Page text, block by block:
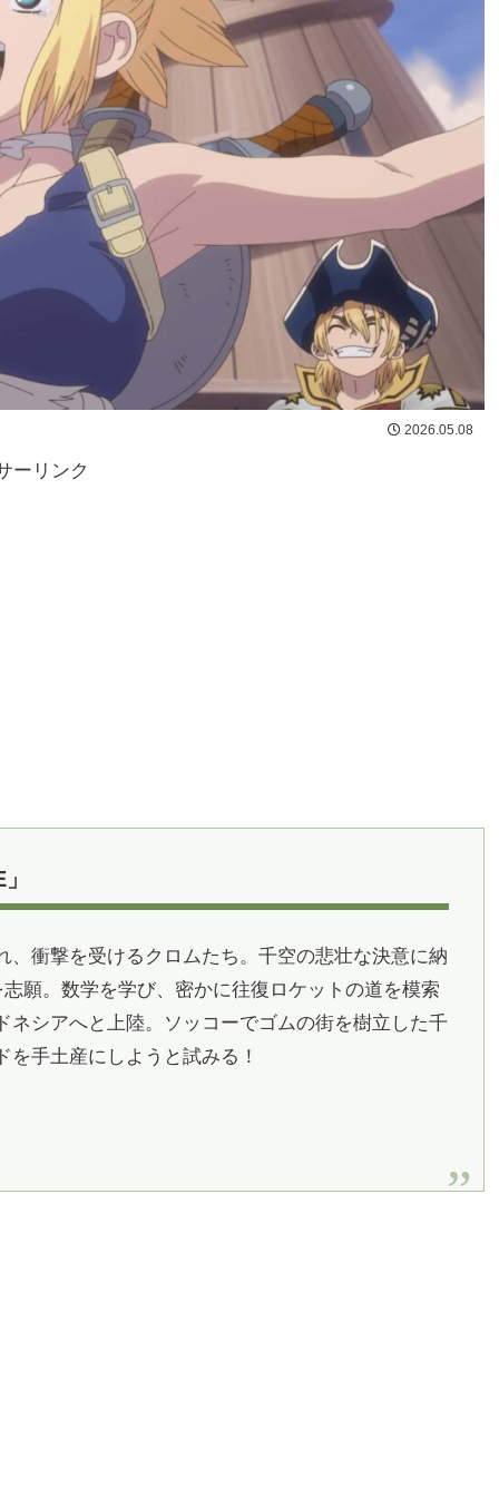
2026.05.08
ーリンク
衝撃を受けるクロムたち。千空の悲壮な決意に納
願。数学を学び、密かに往復ロケットの道を模索
シアへと上陸。ソッコーでゴムの街を樹立した千
手土産にしようと試みる！